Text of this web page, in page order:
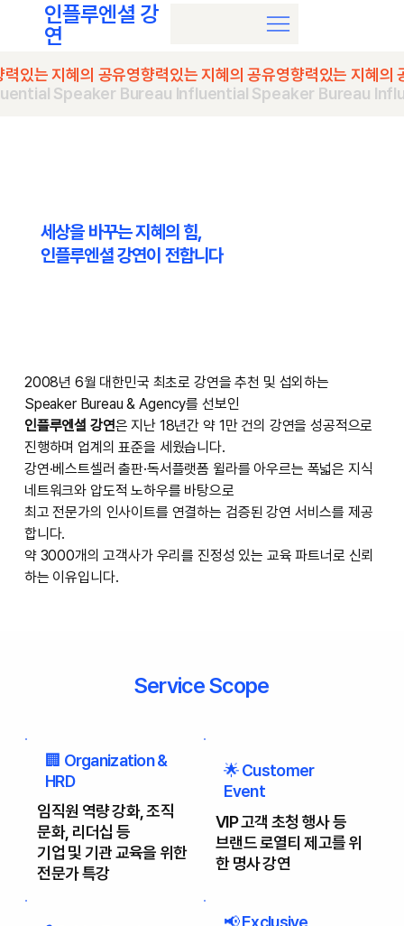
인플루엔셜 강
연
력있는 지혜의 공유
Speaker Bureau
세상을 바꾸는 지혜의 힘,
​인플루엔셜 강연이 전합니다
2008년 6월 대한민국 최초로 강연을 추천 및 섭외하는
Speaker Bureau & Agency를 선보인
인플루엔셜 강연은 지난 18년간 약 1만 건의 강연을 성공적으로
진행하며 업계의 표준을 세웠습니다.
강연·베스트셀러 출판·독서플랫폼 윌라를 아우르는 폭넓은 지식
네트워크와 압도적 노하우를 바탕으로
최고 전문가의 인사이트를 연결하는 검증된 강연 서비스를 제공
합니다.
약 3000개의 고객사가 우리를 진정성 있는 교육 파트너로 신뢰
하는 이유입니다.
Service Scope
🏢 Organization &
HRD
임직원 역량 강화, 조직
문화, 리더십 등
기업 및 기관 교육을 위한
전문가 특강
🌟 Customer
Event
VIP 고객 초청 행사 등
브랜드 로열티 제고를 위
한 명사 강연
📢 Exclusive